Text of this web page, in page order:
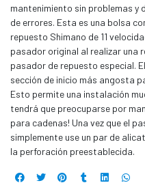
mantenimiento sin problemas y
de errores. Esta es una bolsa
repuesto Shimano de 11
pasador original al realizar una
pasador de repuesto especial.
sección de inicio más angosta
Esto permite una instalación
tendrá que preocuparse por
para cadenas! Una vez que el
simplemente use un par de
la perforación preestablecida.